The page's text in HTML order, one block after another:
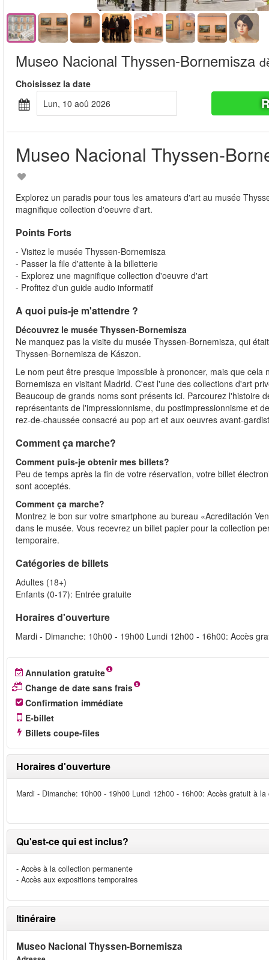
Museo Nacional Thyssen-Bornemisza
Choisissez la date
lun, 10 aoû 2026
Museo Nacional Thyssen-
Explorez un paradis pour tous les amateurs d'art au musée
magnifique collection d'oeuvre d'art.
Points Forts
- Visitez le musée Thyssen-Bornemisza
- Passer la file d'attente à la billetterie
- Explorez une magnifique collection d'oeuvre d'art
- Profitez d'un guide audio informatif
A quoi puis-je m'attendre ?
Découvrez le musée Thyssen-Bornemisza
Ne manquez pas la visite du musée Thyssen-Bornemisza, qui
Thyssen-Bornemisza de Kászon.
Le nom peut être presque impossible à prononcer, mais que
Bornemisza en visitant Madrid. C'est l'une des collections d'art
Beaucoup de grands noms sont présents ici. Parcourez l'histoire
représentants de l'impressionnisme, du postimpressionnisme et
rez-de-chaussée consacré au pop art et aux oeuvres avant-
Comment ça marche?
Comment puis-je obtenir mes billets?
Peu de temps après la fin de votre réservation, votre billet
sont acceptés.
Comment ça marche?
Montrez le bon sur votre smartphone au bureau «Acreditación
dans le musée. Vous recevrez un billet papier pour la collection
temporaire.
Catégories de billets
Adultes (18+)
Enfants (0-17): Entrée gratuite
Horaires d'ouverture
Mardi - Dimanche: 10h00 - 19h00 Lundi 12h00 - 16h00: Accès
Annulation gratuite
Change de date sans frais
Confirmation immédiate
E-billet
Billets coupe-files
Horaires d'ouverture
Mardi - Dimanche: 10h00 - 19h00 Lundi 12h00 - 16h00: Accès gratuit à
Qu'est-ce qui est inclus?
- Accès à la collection permanente
- Accès aux expositions temporaires
Itinéraire
Museo Nacional Thyssen-Bornemisza